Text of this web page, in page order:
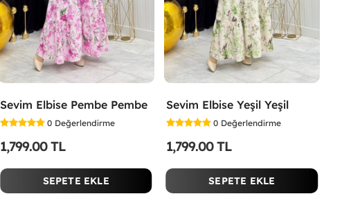
Sevim Elbise Pembe Pembe
0 Değerlendirme
1,799.00 TL
SEPETE EKLE
Sevim Elbise Yeşil Yeşil
0 Değerlendirme
1,799.00 TL
SEPETE EKLE